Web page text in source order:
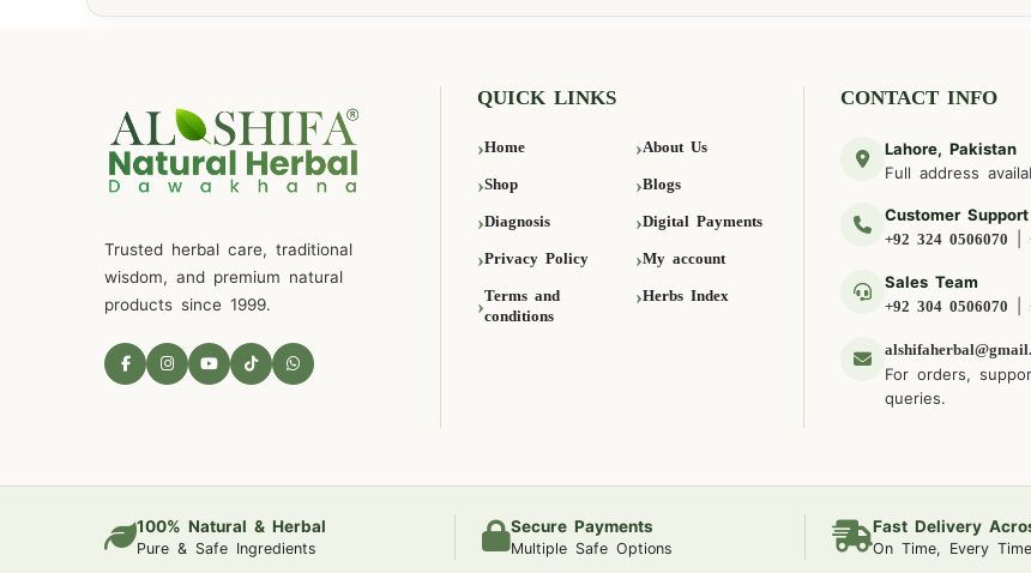
Trusted herbal care, traditional
wisdom, and premium natural
products since 1999.
QUICK LINKS
Home About Us
Shop Blogs
Diagnosis Digital Payments
Privacy Policy My account
Terms and
conditions
Herbs Index
CONTACT INFO
Lahore, Pakistan
Full address
Customer Support
+92 324 0506070 |
Sales Team
+92 304 0506070 |
For orders,
queries.
100% Natural & Herbal
Pure & Safe Ingredients
Secure Payments
Multiple Safe Options
Fast Delivery
On Time, Every Time